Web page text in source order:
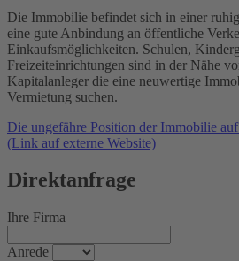
Die Immobilie befindet sich in einer
eine gute Anbindung an öffentliche
Einkaufsmöglichkeiten. Schulen,
Freizeiteinrichtungen sind in der Nähe
Kapitalanleger die eine neuwertige
Vermietung suchen.
Die ungefähre Position der Immobilie
(Link auf externe Website)
Direktanfrage
Ihre Firma
Anrede